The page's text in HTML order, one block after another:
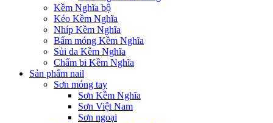
Kềm Nghĩa bộ
Kéo Kềm Nghĩa
Nhíp Kềm Nghĩa
Bấm móng Kềm Nghĩa
Sủi da Kềm Nghĩa
Chấm bi Kềm Nghĩa
Sản phẩm nail
Sơn móng tay
Sơn Kềm Nghĩa
Sơn Việt Nam
Sơn ngoại